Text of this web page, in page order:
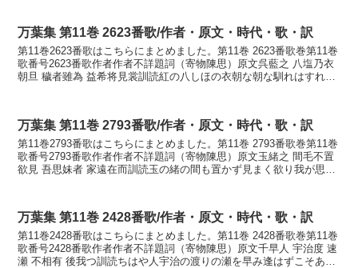
万葉集 第11巻 2623番歌/作者・原文・時代・歌・訳
第11巻2623番歌はこちらにまとめました。第11巻 2623番歌巻第11巻
歌番号2623番歌作者作者不詳題詞（寄物陳思）原文呉藍之 八塩乃衣
朝旦 穢者雖為 益希将見裳訓読紅の八しほの衣朝な朝な馴れはすれど
万葉集 第11巻 2793番歌/作者・原文・時代・歌・訳
第11巻2793番歌はこちらにまとめました。第11巻 2793番歌巻第11巻
歌番号2793番歌作者作者不詳題詞（寄物陳思）原文玉緒之 間毛不置
欲見 吾思妹者 家遠在而訓読玉の緒の間も置かず見まく欲り我が思ふ
万葉集 第11巻 2428番歌/作者・原文・時代・歌・訳
第11巻2428番歌はこちらにまとめました。第11巻 2428番歌巻第11巻
歌番号2428番歌作者作者不詳題詞（寄物陳思）原文千早人 宇治度 速
瀬 不相有 後我つ訓読ちはや人宇治の渡りの瀬を早み逢はずこそあれ